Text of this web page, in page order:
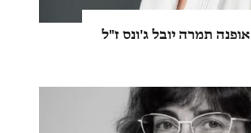
תמרה יובל ג'ונס ז"ל